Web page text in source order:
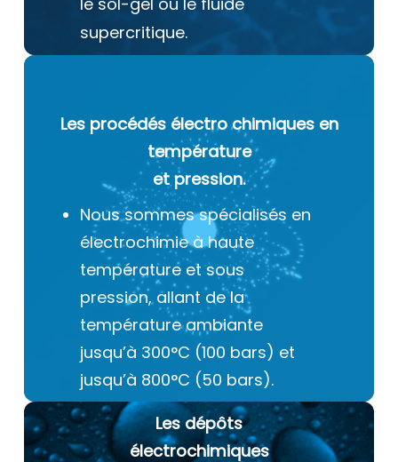
supercritique.
Les procédés électro chimiques en
température
et pression.
Nous sommes spécialisés en
électrochimie à haute
température et sous
pression, allant de la
température ambiante
jusqu’à 300°C (100 bars) et
jusqu’à 800°C (50 bars).
Les dépôts
électrochimiques